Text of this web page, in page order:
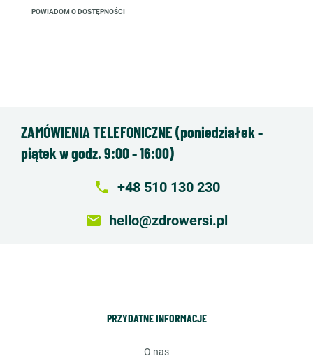
POWIADOM O DOSTĘPNOŚCI
ZAMÓWIENIA TELEFONICZNE (poniedziałek -
piątek w godz. 9:00 - 16:00)
local_phone +48 510 130 230
email hello@zdrowersi.pl
PRZYDATNE INFORMACJE
o nas